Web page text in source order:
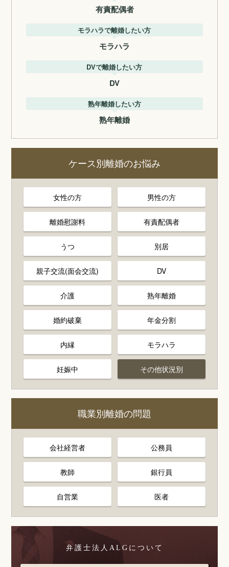
有責配偶者
モラハラで離婚したい方
モラハラ
DVで離婚したい方
DV
熟年離婚したい方
熟年離婚
ケース別離婚のお悩み
女性の方 男性の方
離婚慰謝料 有責配偶者
うつ 別居
親子交流(面会交流) DV
介護 熟年離婚
婚約破棄 年金分割
内縁 モラハラ
妊娠中 その他状況別
職業別離婚の問題
会社経営者 公務員
教師 銀行員
自営業 医者
弁護士法人ALGについて